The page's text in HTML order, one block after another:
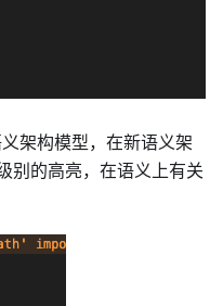
架构模型，在新语义架
别的高亮，在语义上有关